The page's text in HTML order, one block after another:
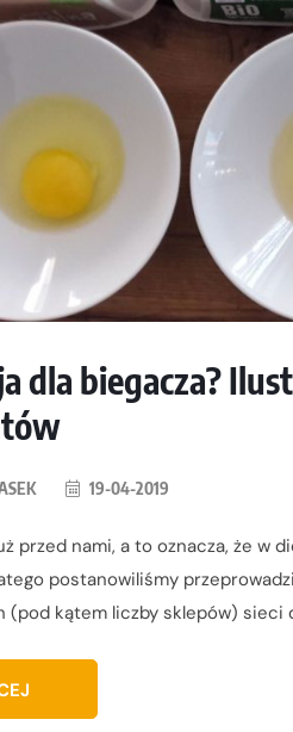
dla biegacza?
19-04-2019
przed nami, a to oznacza, że w
postanowiliśmy
(pod kątem liczby sklepów) sieci